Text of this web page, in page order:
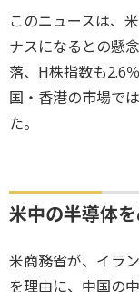
このニュースは、
ナスになるとの懸
落、H株指数も2.6
国・香港の市場で
た。
米中の半導体
米商務省が、イラ
を理由に、中国の